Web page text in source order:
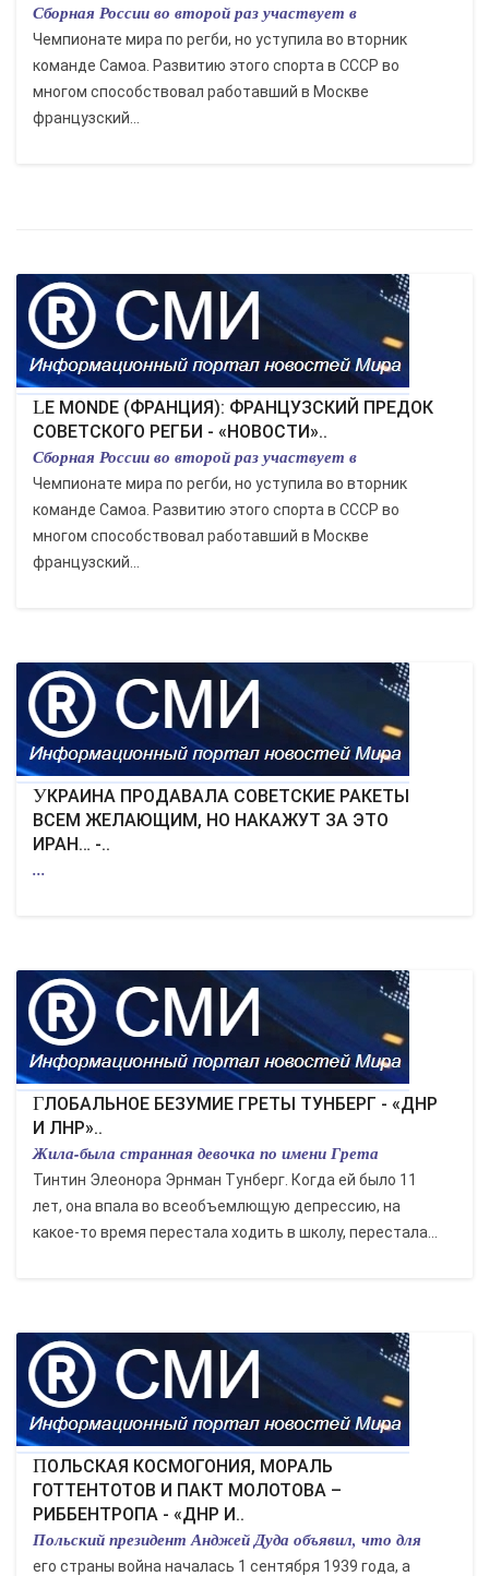
Сборная России во второй раз участвует в
Чемпионате мира по регби, но уступила во вторник
команде Самоа. Развитию этого спорта в СССР во
многом способствовал работавший в Москве
французский...
LE MONDE (ФРАНЦИЯ): ФРАНЦУЗСКИЙ ПРЕДОК
СОВЕТСКОГО РЕГБИ - «НОВОСТИ»..
Сборная России во второй раз участвует в
Чемпионате мира по регби, но уступила во вторник
команде Самоа. Развитию этого спорта в СССР во
многом способствовал работавший в Москве
французский...
УКРАИНА ПРОДАВАЛА СОВЕТСКИЕ РАКЕТЫ
ВСЕМ ЖЕЛАЮЩИМ, НО НАКАЖУТ ЗА ЭТО
ИРАН… -..
...
ГЛОБАЛЬНОЕ БЕЗУМИЕ ГРЕТЫ ТУНБЕРГ - «ДНР
И ЛНР»..
Жила-была странная девочка по имени Грета
Тинтин Элеонора Эрнман Тунберг. Когда ей было 11
лет, она впала во всеобъемлющую депрессию, на
какое-то время перестала ходить в школу, перестала...
ПОЛЬСКАЯ КОСМОГОНИЯ, МОРАЛЬ
ГОТТЕНТОТОВ И ПАКТ МОЛОТОВА –
РИББЕНТРОПА - «ДНР И..
Польский президент Анджей Дуда объявил, что для
его страны война началась 1 сентября 1939 года, а